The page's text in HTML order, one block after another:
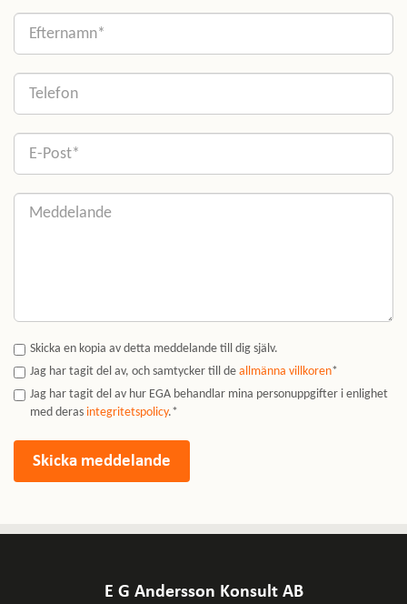
Skicka en kopia av detta meddelande till dig själv.
Jag har tagit del av, och samtycker till de allmänna villkoren*
Jag har tagit del av hur EGA behandlar mina personuppgifter i enlighet
med deras integritetspolicy.*
E G Andersson Konsult AB